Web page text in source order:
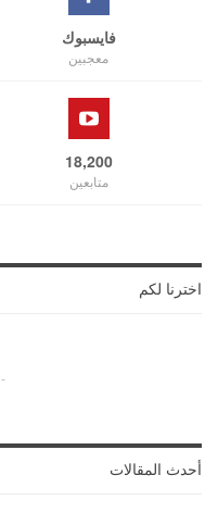
فايسبوك
معجبين
18,200
متابعين
اخترنا لكم
- الإعلانات -
أحدث المقالات